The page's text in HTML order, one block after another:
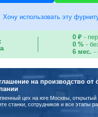
Хочу использовать эту
0 ₽-
0 %-
6 мес. -
на производство от
цех на юге Москвы, открытый
станки, сотрудников и все этапы